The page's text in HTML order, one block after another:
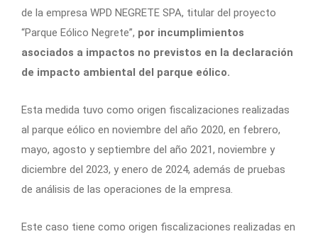
de la empresa WPD NEGRETE SPA, titular del proyecto
“Parque Eólico Negrete”, por incumplimientos
asociados a impactos no previstos en la declaración
de impacto ambiental del parque eólico.
Esta medida tuvo como origen fiscalizaciones realizadas
al parque eólico en noviembre del año 2020, en febrero,
mayo, agosto y septiembre del año 2021, noviembre y
diciembre del 2023, y enero de 2024, además de pruebas
de análisis de las operaciones de la empresa.
Este caso tiene como origen fiscalizaciones realizadas en